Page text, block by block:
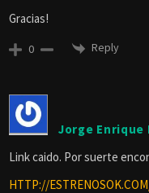
Gracias!
0 Reply
Jorge Enrique
Link caido. Por suerte
HTTP://